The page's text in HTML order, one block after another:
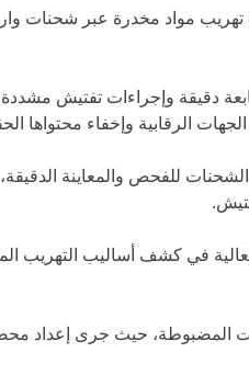
مواد مخدرة عبر شحنات
دقيقة وإجراءات تفتيش
الرقابية وإخفاء محتواها
للفحص والمعاينة الدقيقة،
في كشف أساليب التهريب
المضبوطة، حيث جرى إعداد